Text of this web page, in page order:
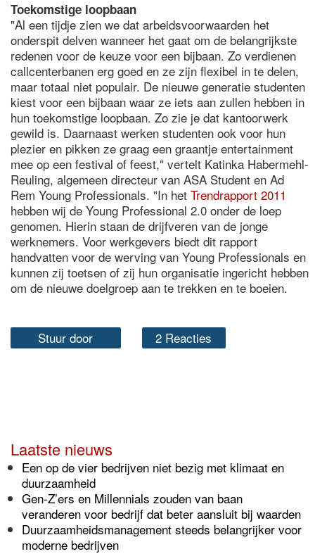
Toekomstige loopbaan
"Al een tijdje zien we dat arbeidsvoorwaarden het
onderspit delven wanneer het gaat om de belangrijkste
redenen voor de keuze voor een bijbaan. Zo verdienen
callcenterbanen erg goed en ze zijn flexibel in te delen,
maar totaal niet populair. De nieuwe generatie studenten
kiest voor een bijbaan waar ze iets aan zullen hebben in
hun toekomstige loopbaan. Zo zie je dat kantoorwerk
gewild is. Daarnaast werken studenten ook voor hun
plezier en pikken ze graag een graantje entertainment
mee op een festival of feest," vertelt Katinka Habermehl-
Reuling, algemeen directeur van ASA Student en Ad
Rem Young Professionals. "In het Trendrapport 2011
hebben wij de Young Professional 2.0 onder de loep
genomen. Hierin staan de drijfveren van de jonge
werknemers. Voor werkgevers biedt dit rapport
handvatten voor de werving van Young Professionals en
kunnen zij toetsen of zij hun organisatie ingericht hebben
om de nieuwe doelgroep aan te trekken en te boeien.
Stuur door 2 Reacties
Laatste nieuws
Een op de vier bedrijven niet bezig met klimaat en
duurzaamheid
Gen-Z’ers en Millennials zouden van baan
veranderen voor bedrijf dat beter aansluit bij waarden
Duurzaamheidsmanagement steeds belangrijker voor
moderne bedrijven